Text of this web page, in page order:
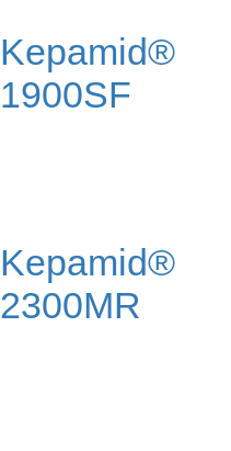
Kepamid®
1900SF
Kepamid®
2300MR